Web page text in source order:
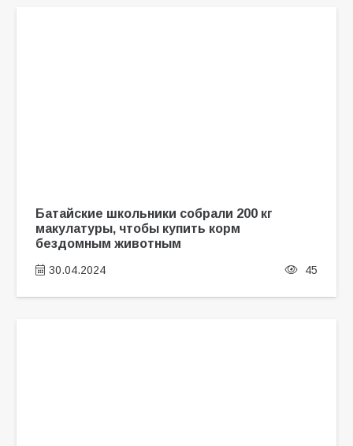
Батайские школьники собрали 200 кг
макулатуры, чтобы купить корм
бездомным животным
30.04.2024 45